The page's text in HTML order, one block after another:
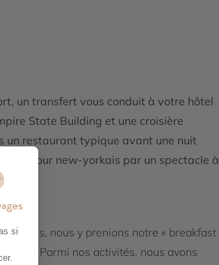
un transfert vous conduit à votre hôtel
State Building et une croisière
un restaurant typique avant une nuit
séjour new-yorkais par un spectacle à
matins, nous y prenions notre « breakfast
Parmi nos activités, nous avons